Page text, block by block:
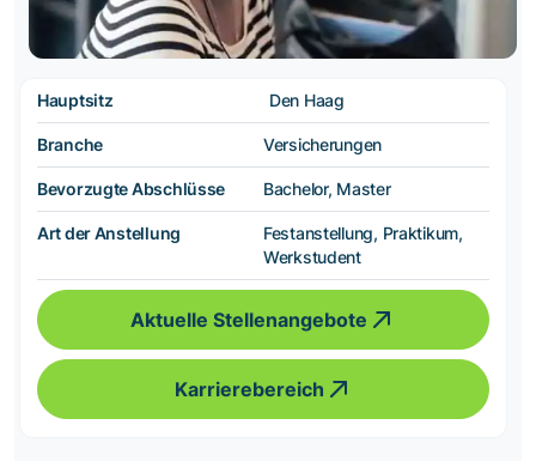
Hauptsitz Den Haag
Branche Versicherungen
Bevorzugte Abschlüsse Bachelor, Master
Art der Anstellung
Festanstellung, Praktikum,
Werkstudent
Aktuelle Stellenangebote
Karrierebereich